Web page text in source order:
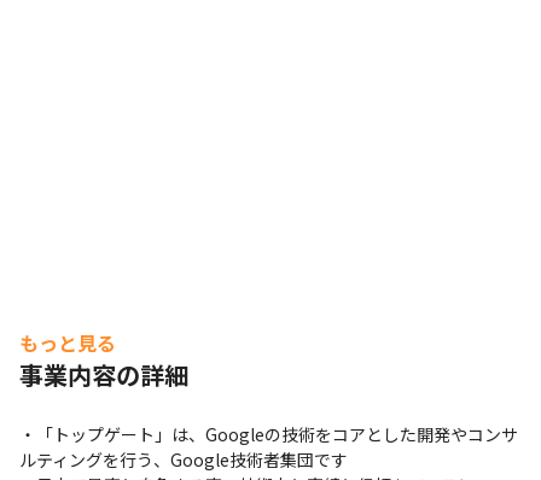
もっと見る
事業内容の詳細
・「トップゲート」は、Googleの技術をコアとした開発やコンサ
ルティングを行う、Google技術者集団です